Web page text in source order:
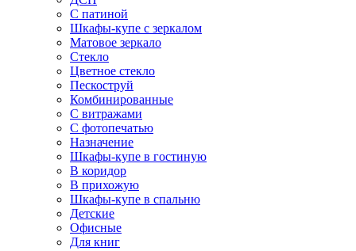
С патиной
Шкафы-купе с зеркалом
Матовое зеркало
Стекло
Цветное стекло
Пескоструй
Комбинированные
С витражами
С фотопечатью
Назначение
Шкафы-купе в гостиную
В коридор
В прихожую
Шкафы-купе в спальню
Детские
Офисные
Для книг